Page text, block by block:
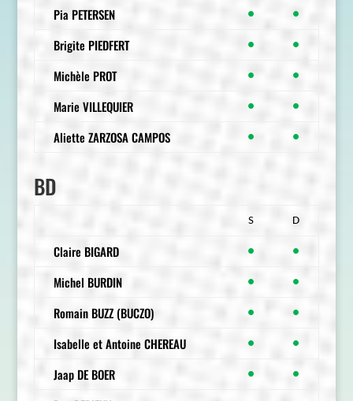
Pia PETERSEN ● ●
Brigite PIEDFERT ● ●
Michèle PROT ● ●
Marie VILLEQUIER ● ●
Aliette ZARZOSA CAMPOS ● ●
BD
S D
Claire BIGARD ● ●
Michel BURDIN ● ●
Romain BUZZ (BUCZO) ● ●
Isabelle et Antoine CHEREAU ● ●
Jaap DE BOER ● ●